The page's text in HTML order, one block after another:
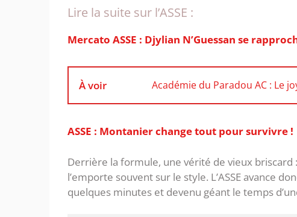
Lire la suite sur l’ASSE :
Mercato ASSE : Djylian N’Guessan se
À voir Académie du Paradou AC : Le
ASSE : Montanier change tout pour survivre !
Derrière la formule, une vérité de vieux briscard
l’emporte souvent sur le style. ‎L’ASSE avance
quelques minutes et devenu géant le temps